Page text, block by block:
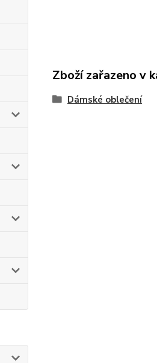
Zboží zařazeno v
Dámské oblečení